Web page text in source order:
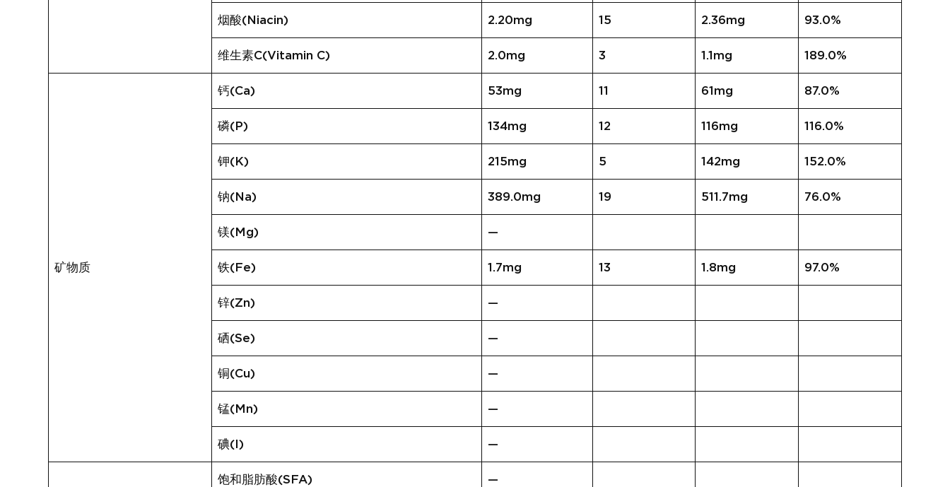
烟酸(Niacin) 2.20mg 15 2.36mg 93.0%
维生素C(Vitamin C) 2.0mg 3 1.1mg 189.0%
矿物质
钙(Ca) 53mg 11 61mg 87.0%
磷(P) 134mg 12 116mg 116.0%
钾(K) 215mg 5 142mg 152.0%
钠(Na) 389.0mg 19 511.7mg 76.0%
镁(Mg) —
铁(Fe) 1.7mg 13 1.8mg 97.0%
锌(Zn) —
硒(Se) —
铜(Cu) —
锰(Mn) —
碘(I) —
饱和脂肪酸(SFA) —